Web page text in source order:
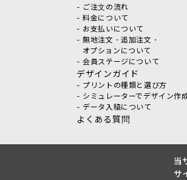
- ご注文の流れ
- 料金について
- お支払いについて
- 無地注文・追加注文・
オプションについて
- 会員ステージについて
デザインガイド
- プリントの種類と選び方
- シミュレーターでデザイン作
- データ入稿について
よくある質問
当
サ